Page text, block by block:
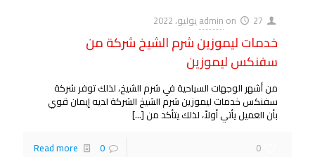
admin on 27 يوليو، 2022
خدمات ليموزين شرم الشيخ شركة من
سفنكس ليموزين
من أشهر الوجهات السياحية في شرم الشيخ، لذلك توفر شركة
سفنكس خدمات ليموزين شرم الشيخ الشركة لديه إيمان قوي
بأن العميل يأتي أولاً، لذلك يتأكد من[…]
0
0
Read more